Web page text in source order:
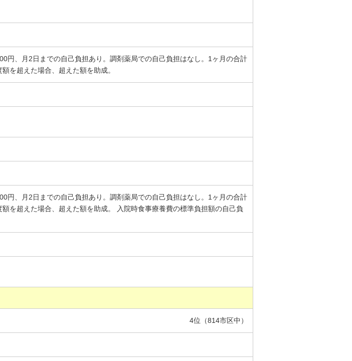
円、月2日までの自己負担あり。調剤薬局での自己負担はなし。1ヶ月の合計
を超えた場合、超えた額を助成。
円、月2日までの自己負担あり。調剤薬局での自己負担はなし。1ヶ月の合計
を超えた場合、超えた額を助成。 入院時食事療養費の標準負担額の自己負
4位（814市区中）